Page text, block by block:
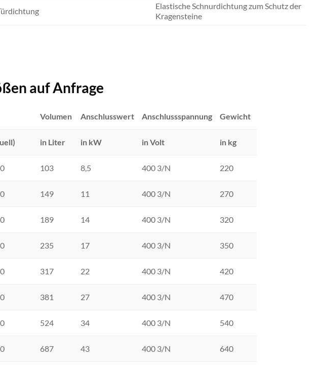
Elastische Schnurdichtung zum Schutz der
Kragensteine
auf Anfrage
Volumen Anschlusswert Anschlussspannung Gewicht
in Liter in kW in Volt in kg
103 8,5 400 3/N 220
149 11 400 3/N 270
189 14 400 3/N 320
235 17 400 3/N 350
317 22 400 3/N 420
381 27 400 3/N 470
524 34 400 3/N 540
687 43 400 3/N 640